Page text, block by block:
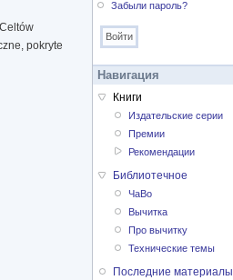
pokryte
Забыли пароль?
Навигация
Книги
Издательские серии
Премии
Рекомендации
Библиотечное
ЧаВо
Вычитка
Про вычитку
Технические темы
Последние материалы